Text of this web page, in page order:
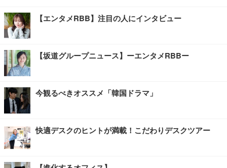
【エンタメRBB】注目の人にインタビュー
【坂道グループニュース】ーエンタメRBBー
今観るべきオススメ「韓国ドラマ」
快適デスクのヒントが満載！こだわりデスクツアー